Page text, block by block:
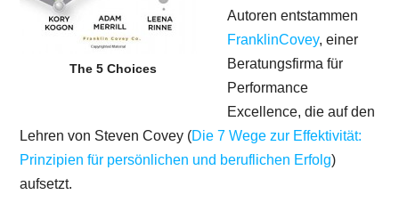
The 5 Choices
Autoren entstammen
FranklinCovey, einer
Beratungsfirma für
Performance
Excellence, die auf den
Lehren von Steven Covey (Die 7 Wege zur Effektivität:
Prinzipien für persönlichen und beruflichen Erfolg)
aufsetzt.